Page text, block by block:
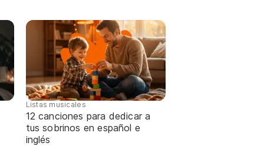
Listas musicales
12 canciones para dedicar a
tus sobrinos en español e
inglés